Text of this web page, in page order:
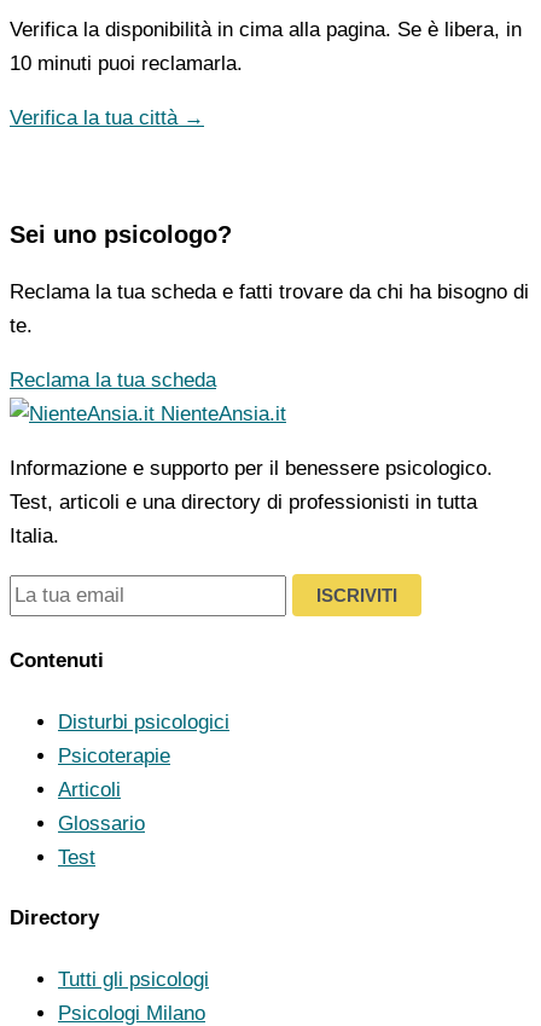
Verifica la disponibilità in cima alla pagina. Se è libera, in
10 minuti puoi reclamarla.
Verifica la tua città →
Sei uno psicologo?
Reclama la tua scheda e fatti trovare da chi ha bisogno di
te.
Reclama la tua scheda
NienteAnsia.it
Informazione e supporto per il benessere psicologico.
Test, articoli e una directory di professionisti in tutta
Italia.
ISCRIVITI
Contenuti
Disturbi psicologici
Psicoterapie
Articoli
Glossario
Test
Directory
Tutti gli psicologi
Psicologi Milano